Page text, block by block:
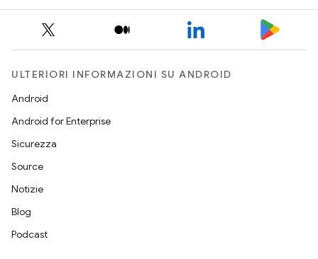
ULTERIORI INFORMAZIONI SU ANDROID
Android
Android for Enterprise
Sicurezza
Source
Notizie
Blog
Podcast